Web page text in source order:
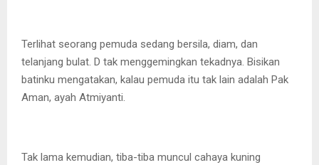
Terlihat seorang pemuda sedang bersila, diam, dan
telanjang bulat. D tak menggemingkan tekadnya. Bisikan
batinku mengatakan, kalau pemuda itu tak lain adalah Pak
Aman, ayah Atmiyanti.
Tak lama kemudian, tiba-tiba muncul cahaya kuning